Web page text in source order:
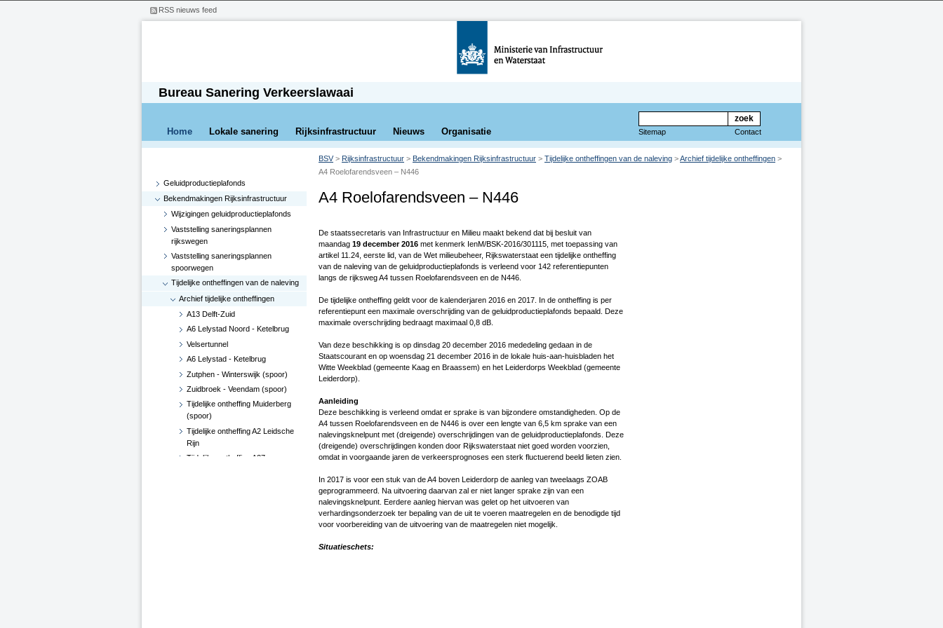
Bureau Sanering Verkeerslawaai
Home Lokale sanering Rijksinfrastructuur Nieuws Organisatie Contact
Sitemap
BSV> Rijksinfrastructuur > Bekendmakingen Rijksinfrastructuur > Tijdelijke ontheffingen van de naleving >Archief tijdelijke ontheffingen >
A4 Roelofarendsveen – N446
A4 Roelofarendsveen – N446
De staatssecretaris van Infrastructuur en Milieu maakt bekend dat bij besluit van
maandag 19 december 2016 met kenmerk IenM/BSK-2016/301115, met toepassing van
artikel 11.24, eerste lid, van de Wet milieubeheer, Rijkswaterstaat een tijdelijke ontheffing
van de naleving van de geluidproductieplafonds is verleend voor 142 referentiepunten
langs de rijksweg A4 tussen Roelofarendsveen en de N446.
De tijdelijke ontheffing geldt voor de kalenderjaren 2016 en 2017. In de ontheffing is per
referentiepunt een maximale overschrijding van de geluidproductieplafonds bepaald. Deze
maximale overschrijding bedraagt maximaal 0,8 dB.
Van deze beschikking is op dinsdag 20 december 2016 mededeling gedaan in de
Staatscourant en op woensdag 21 december 2016 in de lokale huis-aan-huisbladen het
Witte Weekblad (gemeente Kaag en Braassem) en het Leiderdorps Weekblad (gemeente
Leiderdorp).
Aanleiding
Deze beschikking is verleend omdat er sprake is van bijzondere omstandigheden. Op de
A4 tussen Roelofarendsveen en de N446 is over een lengte van 6,5 km sprake van een
nalevingsknelpunt met (dreigende) overschrijdingen van de geluidproductieplafonds. Deze
(dreigende) overschrijdingen konden door Rijkswaterstaat niet goed worden voorzien,
omdat in voorgaande jaren de verkeersprognoses een sterk fluctuerend beeld lieten zien.
In 2017 is voor een stuk van de A4 boven Leiderdorp de aanleg van tweelaags ZOAB
geprogrammeerd. Na uitvoering daarvan zal er niet langer sprake zijn van een
nalevingsknelpunt. Eerdere aanleg hiervan was gelet op het uitvoeren van
verhardingsonderzoek ter bepaling van de uit te voeren maatregelen en de benodigde tijd
voor voorbereiding van de uitvoering van de maatregelen niet mogelijk.
Situatieschets:
Geluidproductieplafonds
Bekendmakingen Rijksinfrastructuur
Wijzigingen geluidproductieplafonds
Vaststelling saneringsplannen
rijkswegen
Vaststelling saneringsplannen
spoorwegen
Tijdelijke ontheffingen van de naleving
Archief tijdelijke ontheffingen
A13 Delft-Zuid
A6 Lelystad Noord - Ketelbrug
Velsertunnel
A6 Lelystad - Ketelbrug
Zutphen - Winterswijk (spoor)
Zuidbroek - Veendam (spoor)
Tijdelijke ontheffing Muiderberg
(spoor)
Tijdelijke ontheffing A2 Leidsche
Rijn
Tijdelijke ontheffing A27
RSS nieuws feed